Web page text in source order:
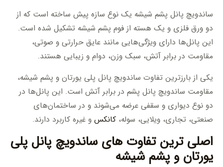
ساندویچ پانل پشم شیشه یک نوع سازه پیش ساخته است که از
دو ورق فلزی و یک هسته از فوم پشم شیشه تشکیل شده است.
این پانل‌ها دارای ویژگی‌هایی مانند عایق حرارتی و صوتی،
مقاومت در برابر آتش، سبک وزن، دوام و زیبایی هستند.
یکی از بارزترین تفاوت ساندویچ پانل پلی یورتان و پشم شیشه،
مقاومت ساندویچ پانل پشم در برابر آتش است. این پانل‌ها در
دو نوع دیواری و سقفی عرضه می‌شوند و در ساختمان‌های
صنعتی، تجاری، ویلایی، سوله، کانکس و غیره کاربرد دارند.
اصلی ترین تفاوت های ساندویچ پانل پلی
یورتان و پشم شیشه